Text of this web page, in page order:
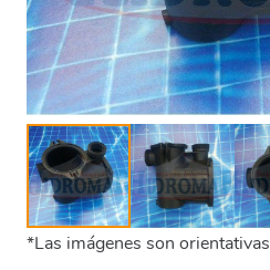
*Las imágenes son orientativas